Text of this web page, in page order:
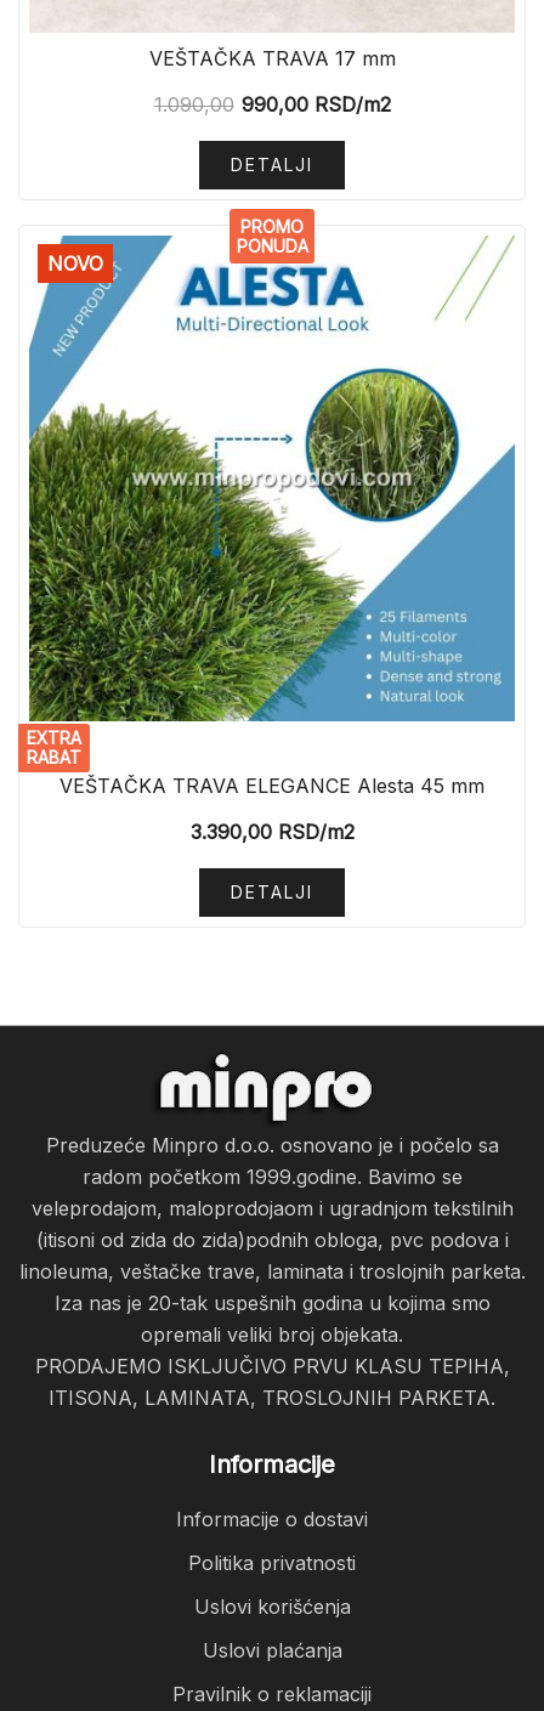
VEŠTAČKA TRAVA 17 mm
1.090,00 990,00RSD/m2
DETALJI
NOVO
PROMO
PONUDA
EXTRA
RABAT
VEŠTAČKA TRAVA ELEGANCE Alesta 45 mm
3.390,00RSD/m2
DETALJI
Preduzeće Minpro d.o.o. osnovano je i počelo sa
radom početkom 1999.godine. Bavimo se
veleprodajom, maloprodojaom i ugradnjom tekstilnih
(itisoni od zida do zida)podnih obloga, pvc podova i
linoleuma, veštačke trave, laminata i troslojnih parketa.
Iza nas je 20-tak uspešnih godina u kojima smo
opremali veliki broj objekata.
PRODAJEMO ISKLJUČIVO PRVU KLASU TEPIHA,
ITISONA, LAMINATA, TROSLOJNIH PARKETA.
Informacije
Informacije o dostavi
Politika privatnosti
Uslovi korišćenja
Uslovi plaćanja
Pravilnik o reklamaciji